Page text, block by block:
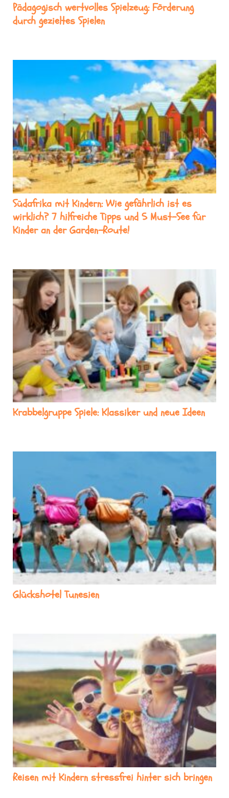
Pädagogisch wertvolles Spielzeug: Förderung
durch gezieltes Spielen
Südafrika mit Kindern: Wie gefährlich ist es
wirklich? 7 hilfreiche Tipps und 5 Must-See für
Kinder an der Garden-Route!
Krabbelgruppe Spiele: Klassiker und neue Ideen
Glückshotel Tunesien
Reisen mit Kindern stressfrei hinter sich bringen